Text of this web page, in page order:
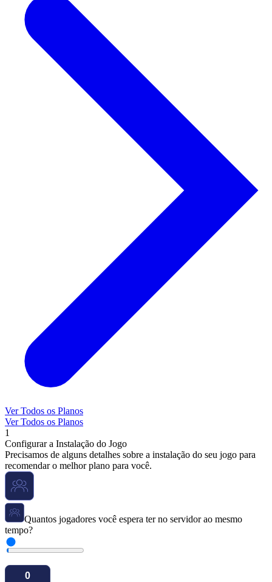
Ver Todos os Planos
Ver Todos os Planos
1
Configurar a Instalação do Jogo
Precisamos de alguns detalhes sobre a instalação do seu jogo para
recomendar o melhor plano para você.
Quantos jogadores você espera ter no servidor ao mesmo
tempo?